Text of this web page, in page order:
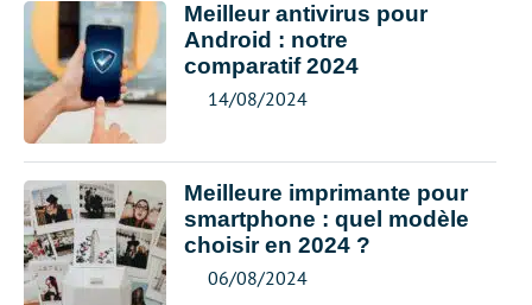
Meilleur antivirus pour
Android : notre
comparatif 2024
14/08/2024
Meilleure imprimante pour
smartphone : quel modèle
choisir en 2024 ?
06/08/2024